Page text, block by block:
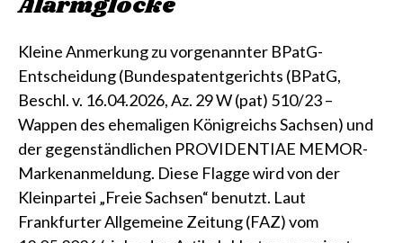
Kleine Anmerkung zu vorgenannter BPatG-
Entscheidung (Bundespatentgerichts (BPatG,
Beschl. v. 16.04.2026, Az. 29 W (pat) 510/23 –
Wappen des ehemaligen Königreichs Sachsen) und
der gegenständlichen PROVIDENTIAE MEMOR-
Markenanmeldung. Diese Flagge wird von der
Kleinpartei „Freie Sachsen“ benutzt. Laut
Frankfurter Allgemeine Zeitung (FAZ) vom